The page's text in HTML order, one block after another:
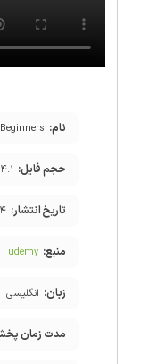
نام:
حجم فایل: ۴.۱ مگابایت
تاریخ انتشار:
منبع: udemy
زبان: انگلیسی
مدت زمان